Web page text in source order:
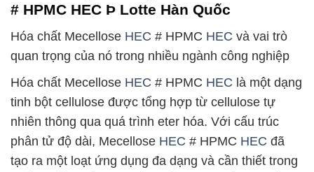
# HPMC HEC Þ Lotte Hàn Quốc
Hóa chất Mecellose HEC # HPMC HEC và vai trò
quan trọng của nó trong nhiều ngành công nghiệp
Hóa chất Mecellose HEC # HPMC HEC là một dạng
tinh bột cellulose được tổng hợp từ cellulose tự
nhiên thông qua quá trình eter hóa. Với cấu trúc
phân tử độ dài, Mecellose HEC # HPMC HEC đã
tạo ra một loạt ứng dụng đa dạng và cần thiết trong